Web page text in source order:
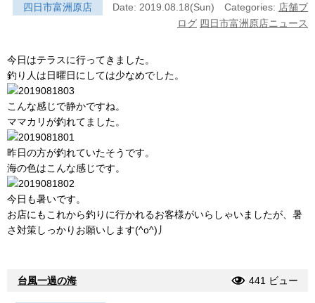
四日市富洲原店 Date: 2019.08.18(Sun) Categories: 店舗ブ
ログ 四日市富洲原店ニュース
今日はテラスに行ってきました。
釣り人は日曜日にしては少なめでした。
こんな感じで静かですね。
ママカリが釣れてました。
昨日の方が釣れていたそうです。
海の色はこんな感じです。
今日も暑いです。
お店にもこれから釣りに行かれるお客様がいらしゃいましたが、暑
さ対策しっかりお願いします(^o^)丿
台風一過の海 441 ビュー